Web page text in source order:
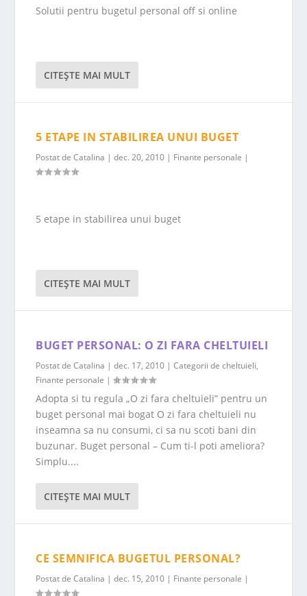
Solutii pentru bugetul personal off si online
CITEŞTE MAI MULT
5 ETAPE IN STABILIREA UNUI BUGET
Postat deCatalina |dec. 20, 2010 | Finante personale |
5 etape in stabilirea unui buget
CITEŞTE MAI MULT
BUGET PERSONAL: O ZI FARA CHELTUIELI
Postat deCatalina |dec. 17, 2010 |Categorii de cheltuieli,
Finante personale |
Adopta si tu regula „O zi fara cheltuieli” pentru un
buget personal mai bogat O zi fara cheltuieli nu
inseamna sa nu consumi, ci sa nu scoti bani din
buzunar. Buget personal – Cum ti-l poti ameliora?
Simplu....
CITEŞTE MAI MULT
CE SEMNIFICA BUGETUL PERSONAL?
Postat deCatalina |dec. 15, 2010 | Finante personale |